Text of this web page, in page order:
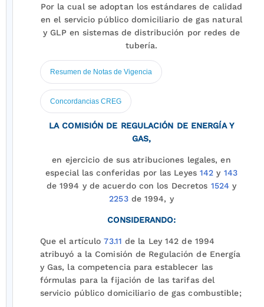
Por la cual se adoptan los estándares de calidad
en el servicio público domiciliario de gas natural
y GLP en sistemas de distribución por redes de
tubería.
Resumen de Notas de Vigencia
Concordancias CREG
LA COMISIÓN DE REGULACIÓN DE ENERGÍA Y
GAS,
en ejercicio de sus atribuciones legales, en
especial las conferidas por las Leyes 142 y 143
de 1994 y de acuerdo con los Decretos 1524 y
2253de 1994, y
CONSIDERANDO:
Que el artículo73.11 de la Ley 142 de 1994
atribuyó a la Comisión de Regulación de Energía
y Gas, la competencia para establecer las
fórmulas para la fijación de las tarifas del
servicio público domiciliario de gas combustible;